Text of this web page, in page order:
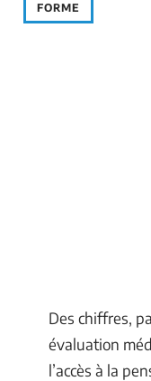
FORME
Des chiffres,
évaluation
l’accès à la